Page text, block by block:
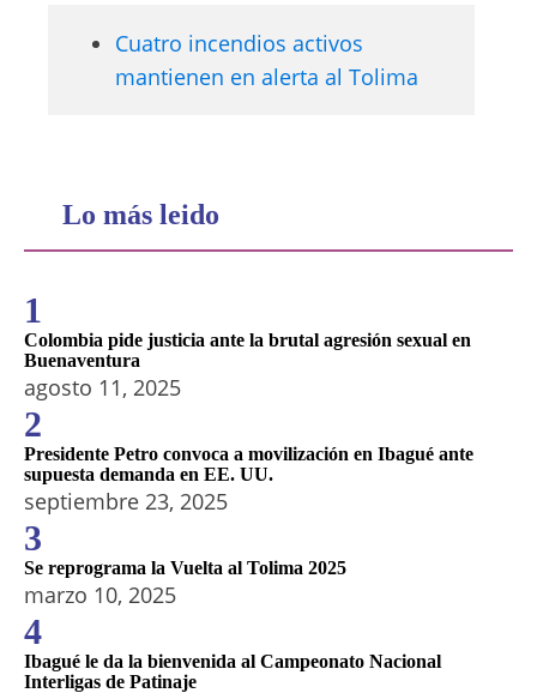
Cuatro incendios activos
mantienen en alerta al Tolima
Lo más leido
1
Colombia pide justicia ante la brutal agresión sexual en
Buenaventura
agosto 11, 2025
2
Presidente Petro convoca a movilización en Ibagué ante
supuesta demanda en EE. UU.
septiembre 23, 2025
3
Se reprograma la Vuelta al Tolima 2025
marzo 10, 2025
4
Ibagué le da la bienvenida al Campeonato Nacional
Interligas de Patinaje